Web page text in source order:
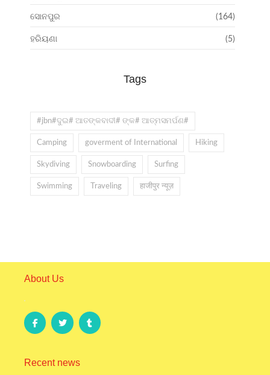
ସୋନପୁର (164)
ହରିୟଣା (5)
Tags
#jbn#ଦୁଇ# ଆତଙ୍କବାଦୀ# ଙ୍କ# ଆତ୍ମସମର୍ପଣ#
Camping goverment of International Hiking
Skydiving Snowboarding Surfing
Swimming Traveling हाजीपुर न्यूज़
About Us
Recent news